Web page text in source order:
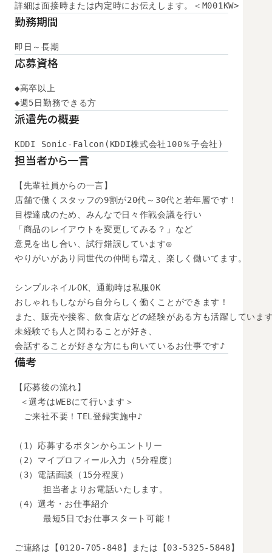
詳細は面接時または内定時にお伝えします。＜M001KW>
勤務期間
即日～長期
応募資格
◆高卒以上
◆週5日勤務できる方
派遣先の概要
KDDI Sonic-Falcon(KDDI株式会社100％子会社)
担当者から一言
【先輩社員からの一言】
店舗で働くスタッフの9割が20代～30代と若年層です！
目標達成のため、みんなで日々作戦会議を行い
「商品のレイアウトを変更してみる？」など
意見を出し合い、試行錯誤しています◎
やりがいがあり同世代の仲間も増え、楽しく働いてます。
シンプルネイルOK、通勤時は私服OK
おしゃれもしながら自分らしく働くことができます！
また、販売や接客、飲食店などの経験がある方も活躍していま
未経験でも人と関わることが好き、
会話することが好きな方にも向いているお仕事です♪
備考
【応募後の流れ】
＜選考はWEBにて行います＞
ご来社不要！TEL登録実施中♪
（1）応募するボタンからエントリー
（2）マイプロフィール入力（5分程度）
（3）電話面談（15分程度）
担当者よりお電話いたします。
（4）選考・お仕事紹介
最短5日でお仕事スタート可能！
ご連絡は【0120-705-848】または【03-5325-5848】